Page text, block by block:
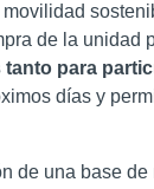
de la unidad
para
días y
de una base